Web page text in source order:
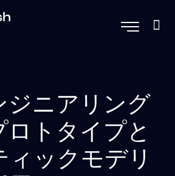
ジニアリング
ロトタイプと
ィックモデリ